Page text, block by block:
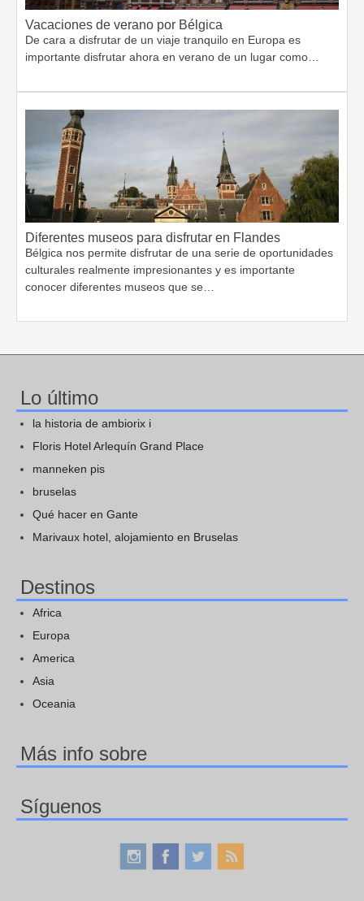
Vacaciones de verano por Bélgica
De cara a disfrutar de un viaje tranquilo en Europa es
importante disfrutar ahora en verano de un lugar como…
Diferentes museos para disfrutar en Flandes
Bélgica nos permite disfrutar de una serie de oportunidades
culturales realmente impresionantes y es importante
conocer diferentes museos que se…
Lo último
la historia de ambiorix i
Floris Hotel Arlequín Grand Place
manneken pis
bruselas
Qué hacer en Gante
Marivaux hotel, alojamiento en Bruselas
Destinos
Africa
Europa
America
Asia
Oceania
Más info sobre
Síguenos